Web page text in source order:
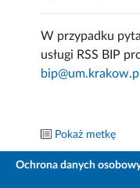
W przypadku
usługi RSS BIP
bip@um.krakow.pl
Pokaż metkę
Ochrona danych